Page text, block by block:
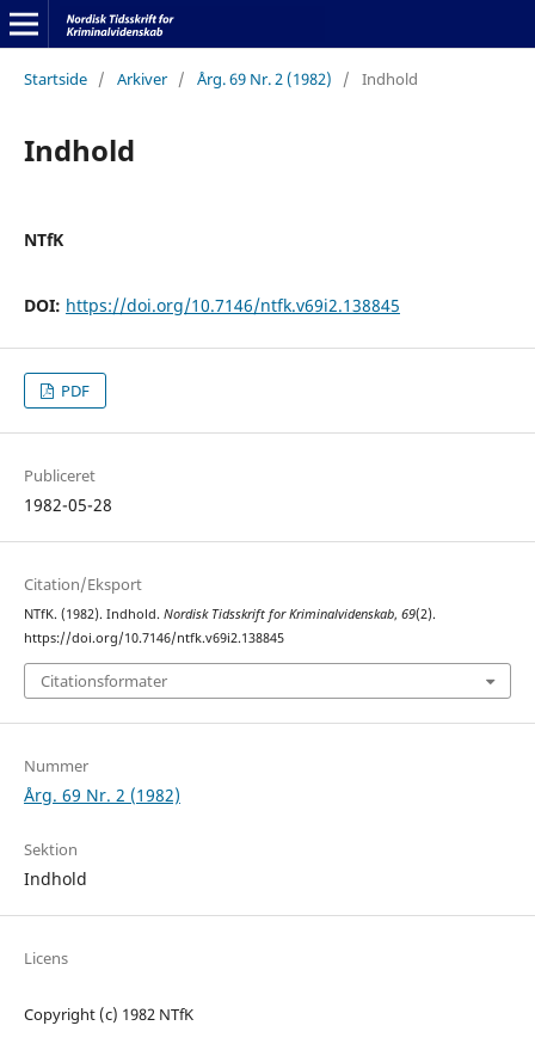
Startside / Arkiver / Årg. 69 Nr. 2 (1982) / Indhold
Indhold
NTfK
DOI: https://doi.org/10.7146/ntfk.v69i2.138845
PDF
Publiceret
1982-05-28
Citation/Eksport
NTfK. (1982). Indhold. Nordisk Tidsskrift for Kriminalvidenskab, 69(2).
https://doi.org/10.7146/ntfk.v69i2.138845
Citationsformater
Nummer
Årg. 69 Nr. 2 (1982)
Sektion
Indhold
Licens
Copyright (c) 1982 NTfK